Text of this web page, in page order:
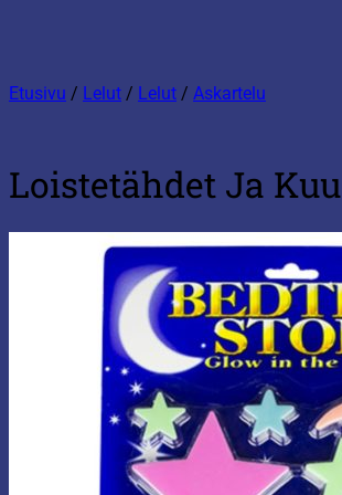
Etusivu / Lelut / Lelut / Askartelu
Loistetähdet Ja Kuu